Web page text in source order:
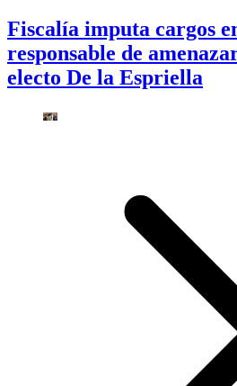
Fiscalía imputa cargos
responsable de
electo De la Espriella